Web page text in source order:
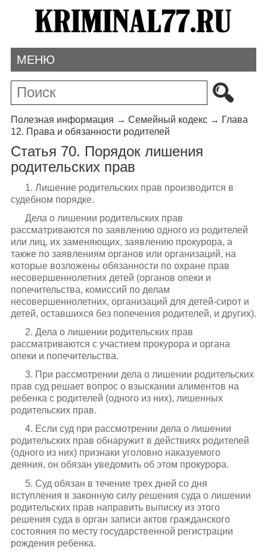
МЕНЮ
Полезная информация → Семейный кодекс→ Глава
12. Права и обязанности родителей
Статья 70. Порядок лишения
родительских прав
1. Лишение родительских прав производится в
судебном порядке.
Дела о лишении родительских прав
рассматриваются по заявлению одного из родителей
или лиц, их заменяющих, заявлению прокурора, а
также по заявлениям органов или организаций, на
которые возложены обязанности по охране прав
несовершеннолетних детей (органов опеки и
попечительства, комиссий по делам
несовершеннолетних, организаций для детей-сирот и
детей, оставшихся без попечения родителей, и других).
2. Дела о лишении родительских прав
рассматриваются с участием прокурора и органа
опеки и попечительства.
3. При рассмотрении дела о лишении родительских
прав суд решает вопрос о взыскании алиментов на
ребенка с родителей (одного из них), лишенных
родительских прав.
4. Если суд при рассмотрении дела о лишении
родительских прав обнаружит в действиях родителей
(одного из них) признаки уголовно наказуемого
деяния, он обязан уведомить об этом прокурора.
5. Суд обязан в течение трех дней со дня
вступления в законную силу решения суда о лишении
родительских прав направить выписку из этого
решения суда в орган записи актов гражданского
состояния по месту государственной регистрации
рождения ребенка.